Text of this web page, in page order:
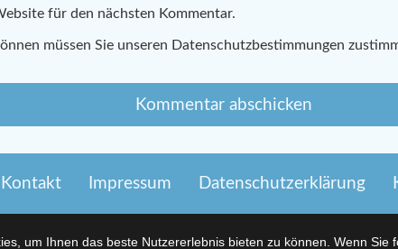
für den nächsten Kommentar.
müssen Sie unseren Datenschutzbestimmungen
Kontakt Impressum Datenschutzerklärung
um Ihnen das beste Nutzererlebnis bieten zu können. Wenn